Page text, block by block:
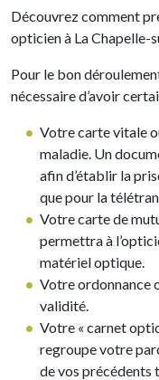
Découvrez comment
opticien à La Chapelle-
Pour le bon
nécessaire d’avoir
Votre carte vitale
maladie. Un
afin d’établir la
que pour la
Votre carte de
permettra à
matériel optique.
Votre ordonnance
validité.
Votre « carnet
regroupe votre
de vos précédents